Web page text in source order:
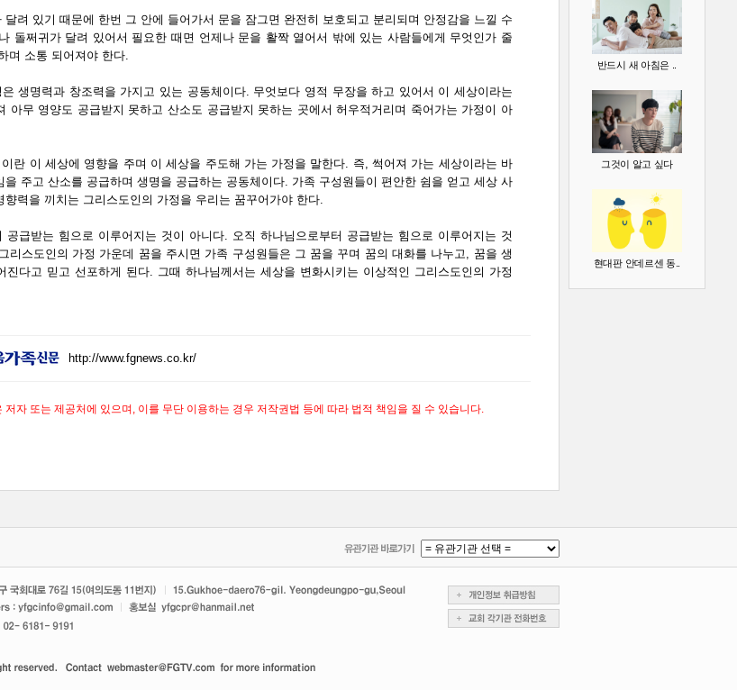
달려 있기 때문에 한번 그 안에 들어가서 문을 잠그면 완전히 보호되고 분리되며 안정감을 느낄 수
돌쩌귀가 달려 있어서 필요한 때면 언제나 문을 활짝 열어서 밖에 있는 사람들에게 무엇인가 줄
며 소통 되어져야 한다.
생명력과 창조력을 가지고 있는 공동체이다. 무엇보다 영적 무장을 하고 있어서 이 세상이라는
아무 영양도 공급받지 못하고 산소도 공급받지 못하는 곳에서 허우적거리며 죽어가는 가정이 아
란 이 세상에 영향을 주며 이 세상을 주도해 가는 가정을 말한다. 즉, 썩어져 가는 세상이라는 바
을 주고 산소를 공급하며 생명을 공급하는 공동체이다. 가족 구성원들이 편안한 쉼을 얻고 세상 사
향력을 끼치는 그리스도인의 가정을 우리는 꿈꾸어가야 한다.
공급받는 힘으로 이루어지는 것이 아니다. 오직 하나님으로부터 공급받는 힘으로 이루어지는 것
리스도인의 가정 가운데 꿈을 주시면 가족 구성원들은 그 꿈을 꾸며 꿈의 대화를 나누고, 꿈을 생
진다고 믿고 선포하게 된다. 그때 하나님께서는 세상을 변화시키는 이상적인 그리스도인의 가정
http://www.fgnews.co.kr/
자 또는 제공처에 있으며, 이를 무단 이용하는 경우 저작권법 등에 따라 법적 책임을 질 수 있습니다.
반드시 새 아침은 ..
그것이 알고 싶다
현대판 안데르센 동..